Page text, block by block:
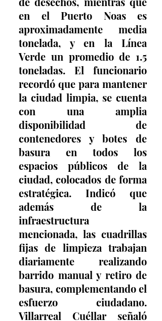
en el Puerto Noas es
aproximadamente media
tonelada, y en la Línea
Verde un promedio de 1.5
toneladas. El funcionario
recordó que para mantener
la ciudad limpia, se cuenta
con una amplia
disponibilidad de
contenedores y botes de
basura en todos los
espacios públicos de la
ciudad, colocados de forma
estratégica. Indicó que
además de la
infraestructura
mencionada, las cuadrillas
fijas de limpieza trabajan
diariamente realizando
barrido manual y retiro de
basura, complementando el
esfuerzo ciudadano.
Villarreal Cuéllar señaló